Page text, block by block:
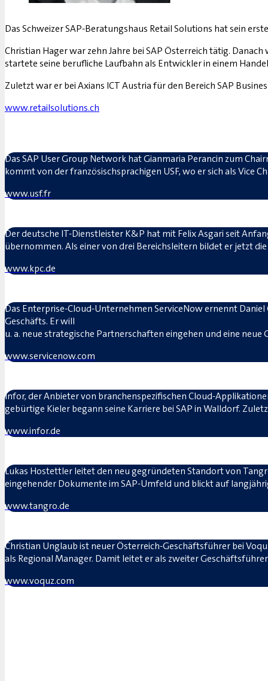
Das Schweizer SAP-Beratungshaus Retail Solutions hat sein
Christian Hager war zehn Jahre bei SAP Österreich tätig.
startete seine berufliche Laufbahn als Entwickler in einem
Zuletzt war er bei Axians ICT Austria für den Bereich SAP
www.retailsolutions.ch
Das SAP User Group Network hat Gianmaria Perancin zum
kommt von der französischsprachigen USF, wo er sich als Vice
www.usf.fr
Der deutsche IT-Dienstleister K&P hat mit Felix Asgari seit
übernommen. Als einer von drei Bereichsleitern bildet er jetzt
www.kpc.de
Das Enterprise-Cloud-Unternehmen ServiceNow ernennt
Geschäfts. Er will
u. a. neue strategische Partnerschaften eingehen und eine
www.servicenow.com
Infor, der Anbieter von branchenspezifischen Cloud-
gebürtige Kieler begann seine Karriere bei SAP in Walldorf.
www.infor.de
Lukas Hostettler leitet den neu gegründeten Standort von
eingehender Dokumente im SAP-Umfeld und blickt auf
www.tangro.de
Christian Unglaub ist neuer Österreich-Geschäftsführer bei
als Regional Manager. Damit leitet er als zweiter
www.voquz.com